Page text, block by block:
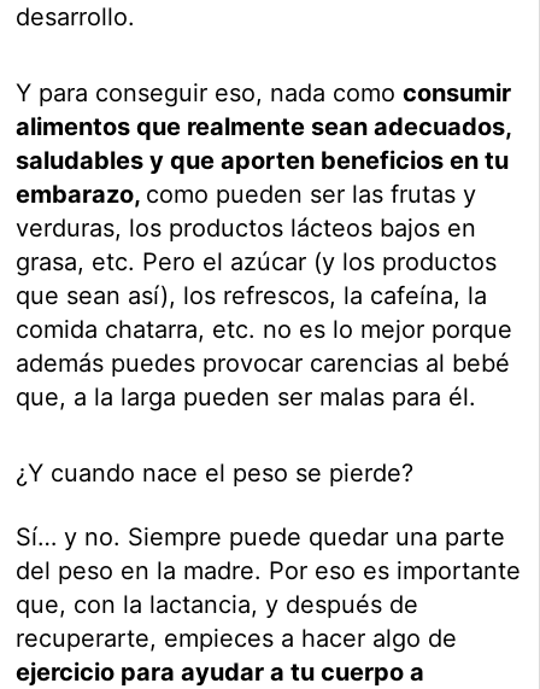
desarrollo.
Y para conseguir eso, nada comoconsumir
alimentos que realmente sean adecuados,
saludables y que aporten beneficios en tu
embarazo, como pueden ser las frutas y
verduras, los productos lácteos bajos en
grasa, etc. Pero el azúcar (y los productos
que sean así), los refrescos, la cafeína, la
comida chatarra, etc. no es lo mejor porque
además puedes provocar carencias al bebé
que, a la larga pueden ser malas para él.
¿Y cuando nace el peso se pierde?
Sí… y no. Siempre puede quedar una parte
del peso en la madre. Por eso es importante
que, con la lactancia, y después de
recuperarte, empieces a hacer algo de
ejercicio para ayudar a tu cuerpo a